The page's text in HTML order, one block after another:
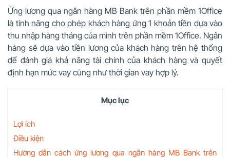
Ứng lương qua ngân hàng MB Bank trên phần mềm 1Office
là tính năng cho phép khách hàng ứng 1 khoản tiền dựa vào
thu nhập hàng tháng của mình trên phần mềm 1Office. Ngân
hàng sẽ dựa vào tiền lương của khách hàng trên hệ thống
để đánh giá khả năng tài chính của khách hàng và quyết
định hạn mức vay cũng như thời gian vay hợp lý.
Mục lục
Lợi ích
Điều kiện
Hướng dẫn cách ứng lương qua ngân hàng MB Bank trên